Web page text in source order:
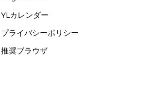
YLカレンダー
プライバシーポリシー
推奨ブラウザ